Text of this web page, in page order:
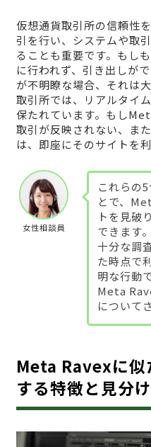
仮想通貨取引所の信頼性
引を行い、システムや取
ることも重要です。もし
に行われず、引き出しが
が不明瞭な場合、それは
取引所では、リアルタイ
保たれています。もし
取引が反映されない、ま
は、即座にそのサイトを
女性相談員
これらの
とで、
トを見破
できます
十分な調
た時点で
明な行動
Meta
について
Meta Ravexに似
する特徴と見分